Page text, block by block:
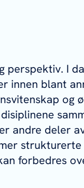
perspektiv. I
innen blant
og
andre deler
forbedres